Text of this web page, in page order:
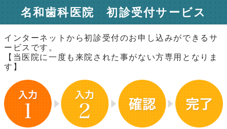
名和歯科医院 初診受付サービス
インターネットから初診受付のお申し込みができるサ
ービスです。
【当医院に一度も来院された事がない方専用となりま
す】